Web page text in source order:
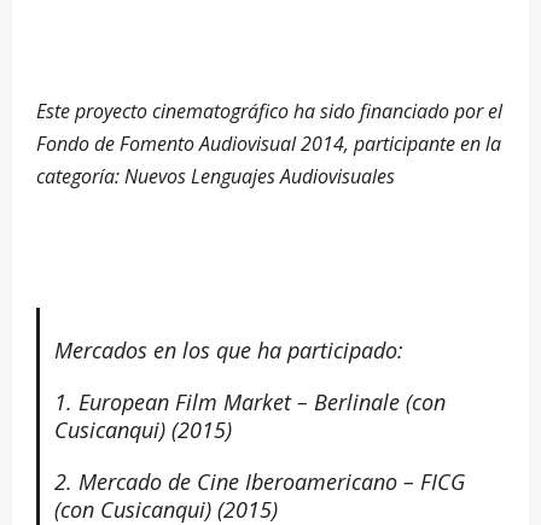
Este proyecto cinematográfico ha sido financiado por el
Fondo de Fomento Audiovisual 2014, participante en la
categoría: Nuevos Lenguajes Audiovisuales
Mercados en los que ha participado:
1. European Film Market – Berlinale (con
Cusicanqui) (2015)
2. Mercado de Cine Iberoamericano – FICG
(con Cusicanqui) (2015)